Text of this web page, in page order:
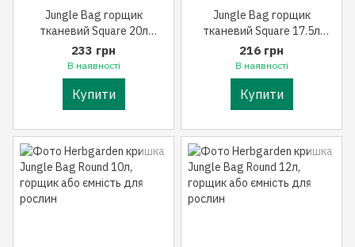
Jungle Bag горщик
тканевий Square 20л
26x26x30
233 грн
В наявності
Купити
Jungle Bag горщик
тканевий Square 17.5л
24x24x31
216 грн
В наявності
Купити